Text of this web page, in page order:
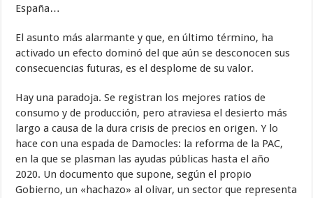
España…
El asunto más alarmante y que, en último término, ha
activado un efecto dominó del que aún se desconocen sus
consecuencias futuras, es el desplome de su valor.
Hay una paradoja. Se registran los mejores ratios de
consumo y de producción, pero atraviesa el desierto más
largo a causa de la dura crisis de precios en origen. Y lo
hace con una espada de Damocles: la reforma de la PAC,
en la que se plasman las ayudas públicas hasta el año
2020. Un documento que supone, según el propio
Gobierno, un «hachazo» al olivar, un sector que representa